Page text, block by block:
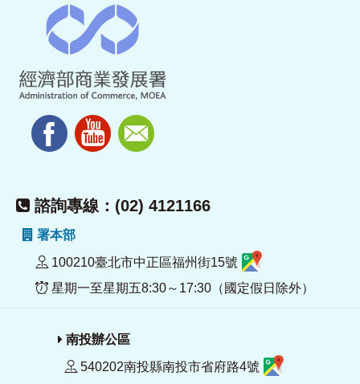
諮詢專線：(02) 4121166
署本部
100210臺北市中正區福州街15號
星期一至星期五8:30～17:30（國定假日除外）
南投辦公區
540202南投縣南投市省府路4號